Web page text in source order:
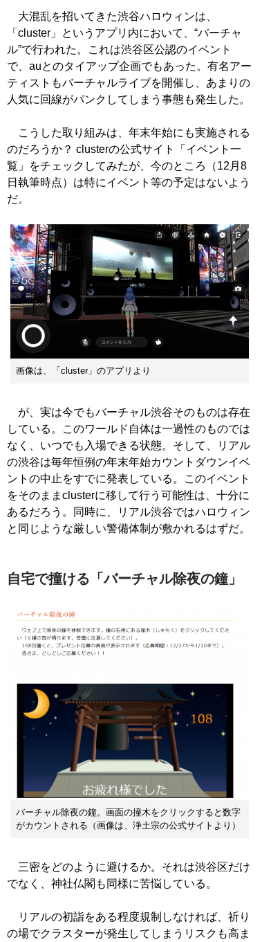
大混乱を招いてきた渋谷ハロウィンは、
「cluster」というアプリ内において、“バーチャ
ル”で行われた。これは渋谷区公認のイベント
で、auとのタイアップ企画でもあった。有名アー
ティストもバーチャルライブを開催し、あまりの
人気に回線がパンクしてしまう事態も発生した。
こうした取り組みは、年末年始にも実施される
のだろうか？ clusterの公式サイト「イベント一
覧」をチェックしてみたが、今のところ（12月8
日執筆時点）は特にイベント等の予定はないよう
だ。
画像は、「cluster」のアプリより
が、実は今でもバーチャル渋谷そのものは存在
している。このワールド自体は一過性のものでは
なく、いつでも入場できる状態。そして、リアル
の渋谷は毎年恒例の年末年始カウントダウンイベ
ントの中止をすでに発表している。このイベント
をそのままclusterに移して行う可能性は、十分に
あるだろう。同時に、リアル渋谷ではハロウィン
と同じような厳しい警備体制が敷かれるはずだ。
自宅で撞ける「バーチャル除夜の鐘」
バーチャル除夜の鐘。画面の撞木をクリックすると数字
がカウントされる（画像は、浄土宗の公式サイトより）
三密をどのように避けるか。それは渋谷区だけ
でなく、神社仏閣も同様に苦悩している。
リアルの初詣をある程度規制しなければ、祈り
の場でクラスターが発生してしまうリスクも高ま